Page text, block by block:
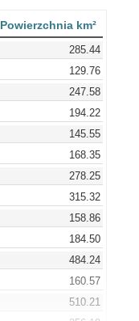
Powierzchnia km²
285.44
129.76
247.58
194.22
145.55
168.35
278.25
315.32
158.86
184.50
484.24
160.57
510.21